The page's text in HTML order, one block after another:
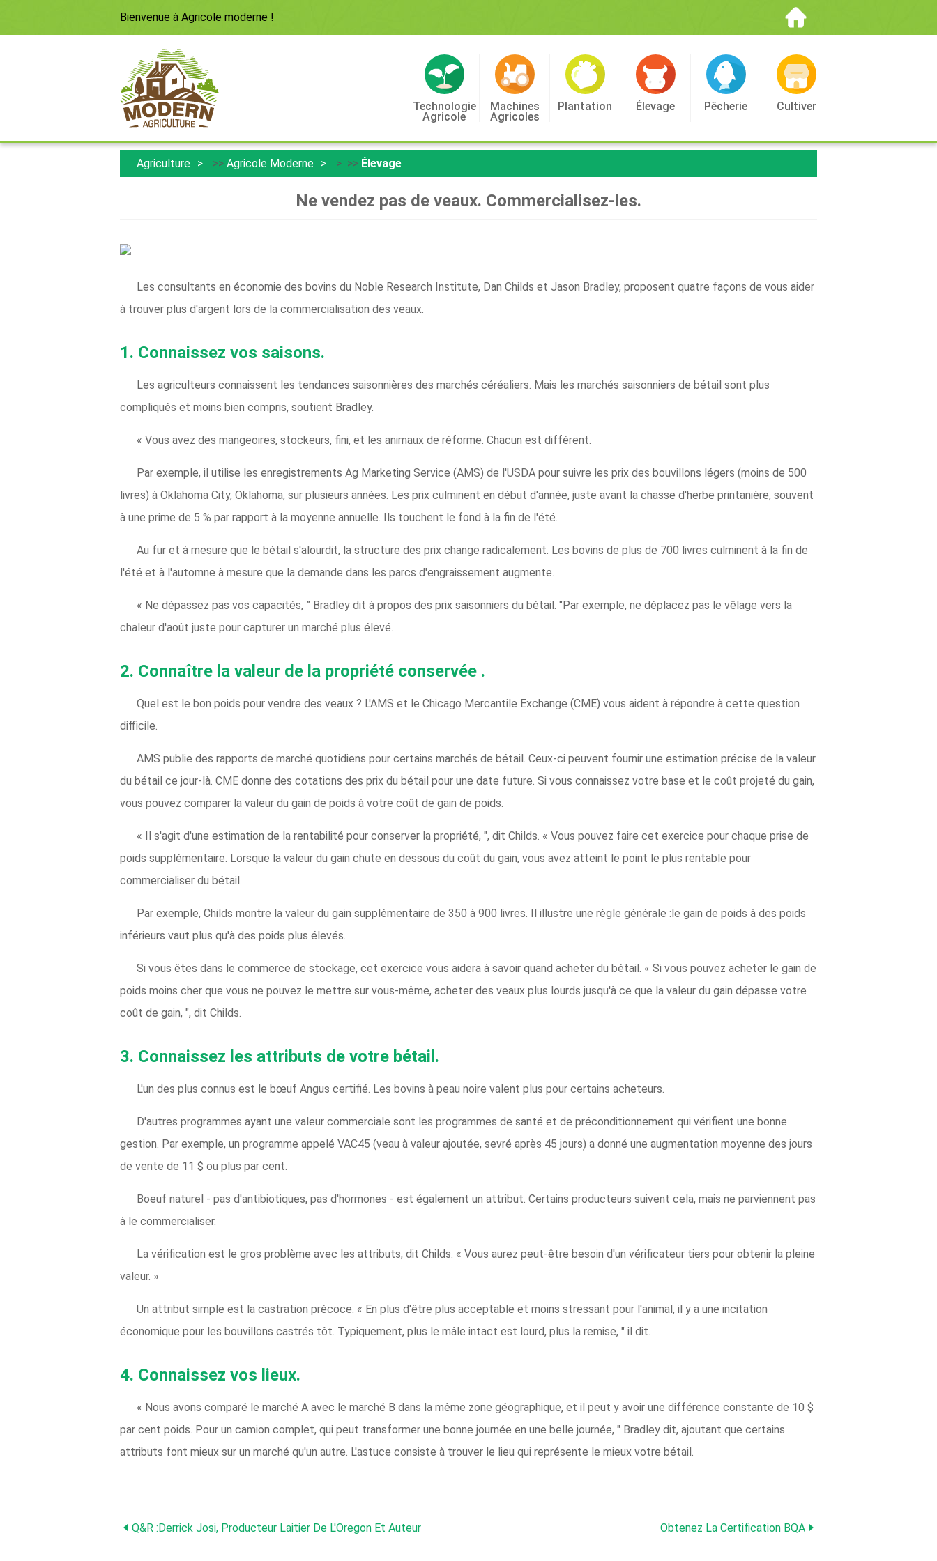
Bienvenue à Agricole moderne !
Technologie
Agricole
Machines
Agricoles
Plantation Élevage Pêcherie Cultiver
Agriculture >> Agricole Moderne > >> Élevage
Ne vendez pas de veaux. Commercialisez-les.
Les consultants en économie des bovins du Noble Research Institute, Dan Childs et Jason Bradley, proposent quatre façons de vous aider
à trouver plus d'argent lors de la commercialisation des veaux.
1. Connaissez vos saisons.
Les agriculteurs connaissent les tendances saisonnières des marchés céréaliers. Mais les marchés saisonniers de bétail sont plus
compliqués et moins bien compris, soutient Bradley.
« Vous avez des mangeoires, stockeurs, fini, et les animaux de réforme. Chacun est différent.
Par exemple, il utilise les enregistrements Ag Marketing Service (AMS) de l'USDA pour suivre les prix des bouvillons légers (moins de 500
livres) à Oklahoma City, Oklahoma, sur plusieurs années. Les prix culminent en début d'année, juste avant la chasse d'herbe printanière, souvent
à une prime de 5 % par rapport à la moyenne annuelle. Ils touchent le fond à la fin de l'été.
Au fur et à mesure que le bétail s'alourdit, la structure des prix change radicalement. Les bovins de plus de 700 livres culminent à la fin de
l'été et à l'automne à mesure que la demande dans les parcs d'engraissement augmente.
« Ne dépassez pas vos capacités, ” Bradley dit à propos des prix saisonniers du bétail. "Par exemple, ne déplacez pas le vêlage vers la
chaleur d'août juste pour capturer un marché plus élevé.
2. Connaître la valeur de la propriété conservée .
Quel est le bon poids pour vendre des veaux ? L'AMS et le Chicago Mercantile Exchange (CME) vous aident à répondre à cette question
difficile.
AMS publie des rapports de marché quotidiens pour certains marchés de bétail. Ceux-ci peuvent fournir une estimation précise de la valeur
du bétail ce jour-là. CME donne des cotations des prix du bétail pour une date future. Si vous connaissez votre base et le coût projeté du gain,
vous pouvez comparer la valeur du gain de poids à votre coût de gain de poids.
« Il s'agit d'une estimation de la rentabilité pour conserver la propriété, ", dit Childs. « Vous pouvez faire cet exercice pour chaque prise de
poids supplémentaire. Lorsque la valeur du gain chute en dessous du coût du gain, vous avez atteint le point le plus rentable pour
commercialiser du bétail.
Par exemple, Childs montre la valeur du gain supplémentaire de 350 à 900 livres. Il illustre une règle générale :le gain de poids à des poids
inférieurs vaut plus qu'à des poids plus élevés.
Si vous êtes dans le commerce de stockage, cet exercice vous aidera à savoir quand acheter du bétail. « Si vous pouvez acheter le gain de
poids moins cher que vous ne pouvez le mettre sur vous-même, acheter des veaux plus lourds jusqu'à ce que la valeur du gain dépasse votre
coût de gain, ", dit Childs.
3. Connaissez les attributs de votre bétail.
L'un des plus connus est le bœuf Angus certifié. Les bovins à peau noire valent plus pour certains acheteurs.
D'autres programmes ayant une valeur commerciale sont les programmes de santé et de préconditionnement qui vérifient une bonne
gestion. Par exemple, un programme appelé VAC45 (veau à valeur ajoutée, sevré après 45 jours) a donné une augmentation moyenne des jours
de vente de 11 $ ou plus par cent.
Boeuf naturel - pas d'antibiotiques, pas d'hormones - est également un attribut. Certains producteurs suivent cela, mais ne parviennent pas
à le commercialiser.
La vérification est le gros problème avec les attributs, dit Childs. « Vous aurez peut-être besoin d'un vérificateur tiers pour obtenir la pleine
valeur. »
Un attribut simple est la castration précoce. « En plus d'être plus acceptable et moins stressant pour l'animal, il y a une incitation
économique pour les bouvillons castrés tôt. Typiquement, plus le mâle intact est lourd, plus la remise, " il dit.
4. Connaissez vos lieux.
« Nous avons comparé le marché A avec le marché B dans la même zone géographique, et il peut y avoir une différence constante de 10 $
par cent poids. Pour un camion complet, qui peut transformer une bonne journée en une belle journée, " Bradley dit, ajoutant que certains
attributs font mieux sur un marché qu'un autre. L'astuce consiste à trouver le lieu qui représente le mieux votre bétail.
Q&R :Derrick Josi, Producteur Laitier De L'Oregon Et Auteur Obtenez La Certification BQA